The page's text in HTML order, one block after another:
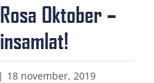
Oktober –
| 18 november, 2019